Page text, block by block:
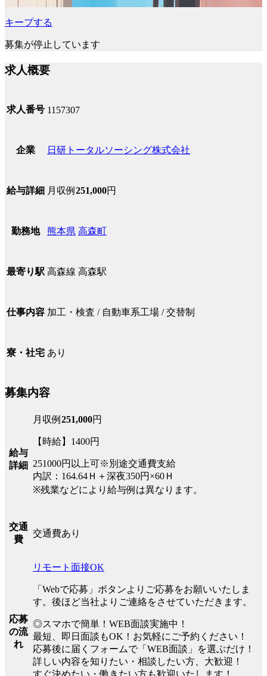
キープする
募集が停止しています
求人概要
求人番号 1157307
企業 日研トータルソーシング株式会社
給与詳細 月収例 251,000円
勤務地 熊本県 高森町
最寄り駅 高森線 高森駅
仕事内容 加工・検査 / 自動車系工場 / 交替制
寮・社宅 あり
募集内容
給与
詳細
月収例 251,000円
【時給】1400円
251000円以上可※別途交通費支給
内訳：164.64Ｈ＋深夜350円×60Ｈ
※残業などにより給与例は異なります。
交通
費
交通費あり
応募
の流
れ
リモート面接OK
「Webで応募」ボタンよりご応募をお願いいたしま
す。後ほど当社よりご連絡をさせていただきます。
◎スマホで簡単！WEB面談実施中！
最短、即日面談もOK！お気軽にご予約ください！
応募後に届くフォームで「WEB面談」を選ぶだけ！
詳しい内容を知りたい・相談したい方、大歓迎！
すぐ決めたい・働きたい方も歓迎いたします！